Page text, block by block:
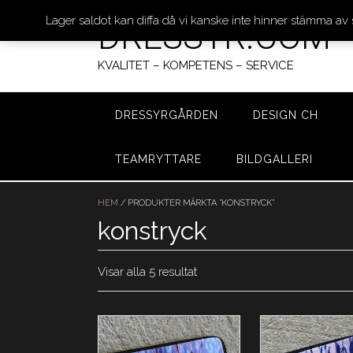
Hoppa
DRESSYR.COM
KVALITET – KOMPETENS – SERVICE
DRESSYRGÅRDEN DESIGN CH
TEAMRYTTARE BILDGALLERI
HEM / PRODUKTER MÄRKTA ”KONSTRYCK”
konstryck
Visar alla 5 resultat
Lager saldot kan diffa då vi kanske inte hinner stämma